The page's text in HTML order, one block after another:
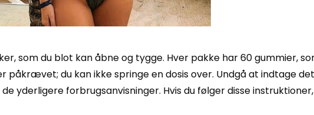
som du blot kan åbne og tygge. Hver pakke har 60 gummier,
du kan ikke springe en dosis over. Undgå at indtage
yderligere forbrugsanvisninger. Hvis du følger disse